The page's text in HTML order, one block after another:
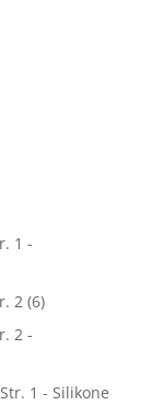
1 -
2 (6)
2 -
1 - Silikone